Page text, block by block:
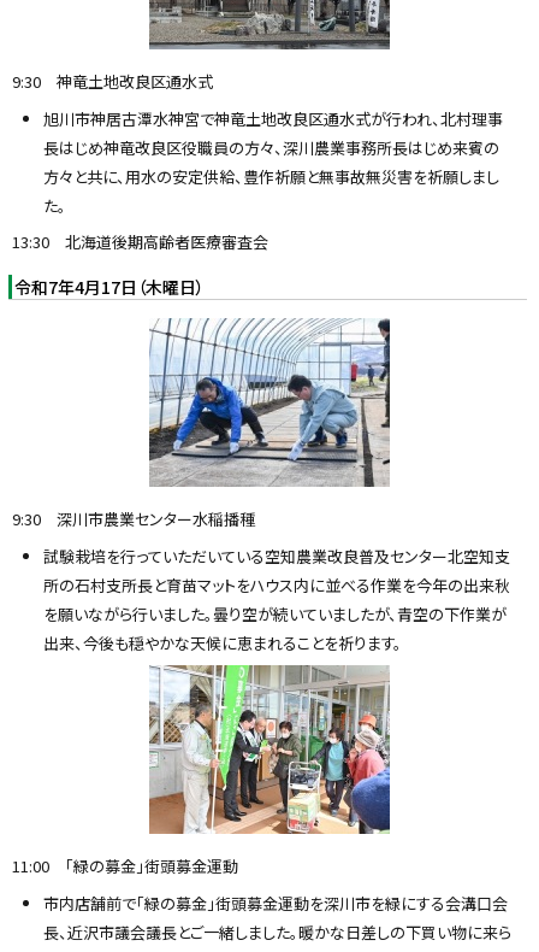
9:30 神竜土地改良区通水式
旭川市神居古潭水神宮で神竜土地改良区通水式が行われ、北村理事
長はじめ神竜改良区役職員の方々、深川農業事務所長はじめ来賓の
方々と共に、用水の安定供給、豊作祈願と無事故無災害を祈願しまし
た。
13:30 北海道後期高齢者医療審査会
令和7年4月17日（木曜日）
9:30 深川市農業センター水稲播種
試験栽培を行っていただいている空知農業改良普及センター北空知支
所の石村支所長と育苗マットをハウス内に並べる作業を今年の出来秋
を願いながら行いました。曇り空が続いていましたが、青空の下作業が
出来、今後も穏やかな天候に恵まれることを祈ります。
11:00 「緑の募金」街頭募金運動
市内店舗前で「緑の募金」街頭募金運動を深川市を緑にする会溝口会
長、近沢市議会議長とご一緒しました。暖かな日差しの下買い物に来ら